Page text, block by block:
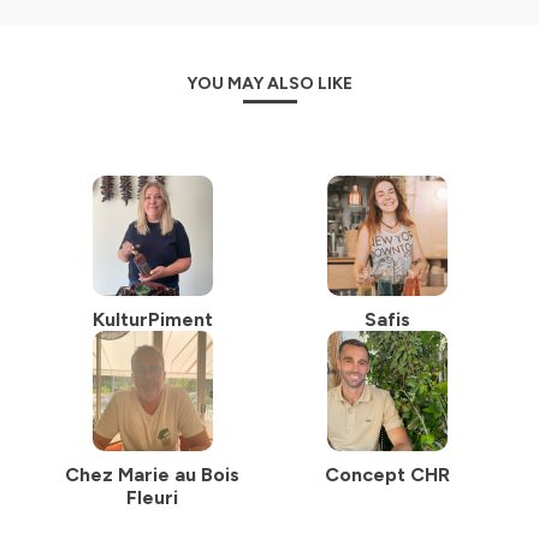
YOU MAY ALSO LIKE
KulturPiment Safis
Chez Marie au Bois
Fleuri
Concept CHR